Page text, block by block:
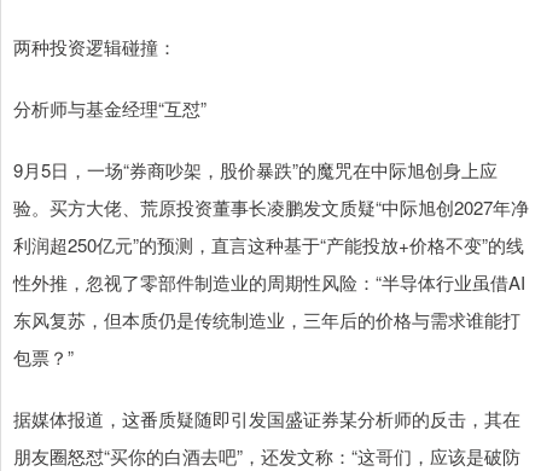
两种投资逻辑碰撞：
分析师与基金经理“互怼”
9月5日，一场“券商吵架，股价暴跌”的魔咒在中际旭创身上应
验。买方大佬、荒原投资董事长凌鹏发文质疑“中际旭创2027年净
利润超250亿元”的预测，直言这种基于“产能投放+价格不变”的线
性外推，忽视了零部件制造业的周期性风险：“半导体行业虽借AI
东风复苏，但本质仍是传统制造业，三年后的价格与需求谁能打
包票？”
据媒体报道，这番质疑随即引发国盛证券某分析师的反击，其在
朋友圈怒怼“买你的白酒去吧”，还发文称：“这哥们，应该是破防